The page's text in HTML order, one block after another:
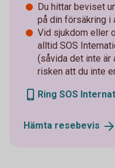
Du hittar beviset
på din försäkring i
Vid sjukdom eller
alltid SOS
(såvida det inte är
risken att du inte
Ring SOS
Hämta resebevis